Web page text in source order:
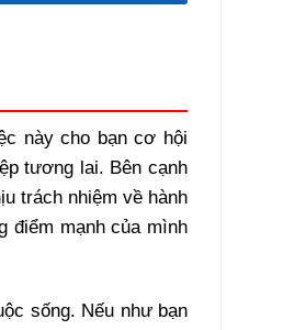
này cho bạn cơ hội
tương lai. Bên cạnh
trách nhiệm về hành
điểm mạnh của mình
sống. Nếu như bạn